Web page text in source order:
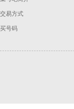
交易方式
买号码